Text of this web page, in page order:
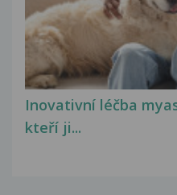
Inovativní léčba
kteří ji...